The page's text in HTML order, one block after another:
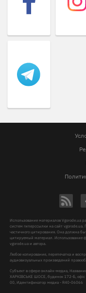
Использование материалов Vgorode.ua
систем гиперссылки на сайт vgorode.ua.
частичного цитирования. Она должна
цитируемый материал. Использование
vgorode.ua и автора.
Любое копирование, перепечатка и
аудиовизуальных произведений
Субъект в сфере онлайн-медиа,
ХАРКІВСЬКЕ ШОСЕ, будинок 172-Б, офіс
00, Идентификатор медиа - R40-06066